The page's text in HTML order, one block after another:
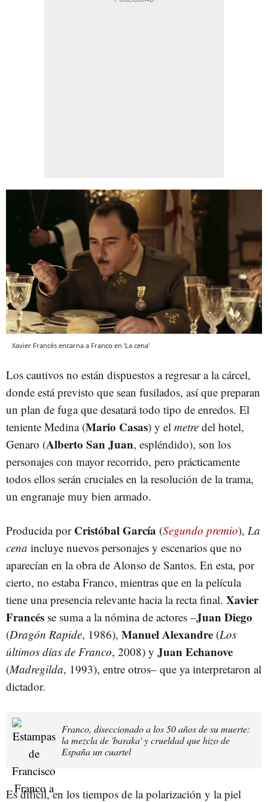
Xavier Francés encarna a Franco en 'La cena'
Los cautivos no están dispuestos a regresar a la cárcel,
donde está previsto que sean fusilados, así que preparan
un plan de fuga que desatará todo tipo de enredos. El
teniente Medina (Mario Casas) y el metre del hotel,
Genaro (Alberto San Juan, espléndido), son los
personajes con mayor recorrido, pero prácticamente
todos ellos serán cruciales en la resolución de la trama,
un engranaje muy bien armado.
Producida por Cristóbal García (Segundo premio), La
cena incluye nuevos personajes y escenarios que no
aparecían en la obra de Alonso de Santos. En esta, por
cierto, no estaba Franco, mientras que en la película
tiene una presencia relevante hacia la recta final. Xavier
Francés se suma a la nómina de actores –Juan Diego
(Dragón Rapide, 1986), Manuel Alexandre (Los
últimos días de Franco, 2008) y Juan Echanove
(Madregilda, 1993), entre otros– que ya interpretaron al
dictador.
Franco, diseccionado a los 50 años de su muerte:
la mezcla de 'baraka' y crueldad que hizo de
España un cuartel
Es difícil, en los tiempos de la polarización y la piel